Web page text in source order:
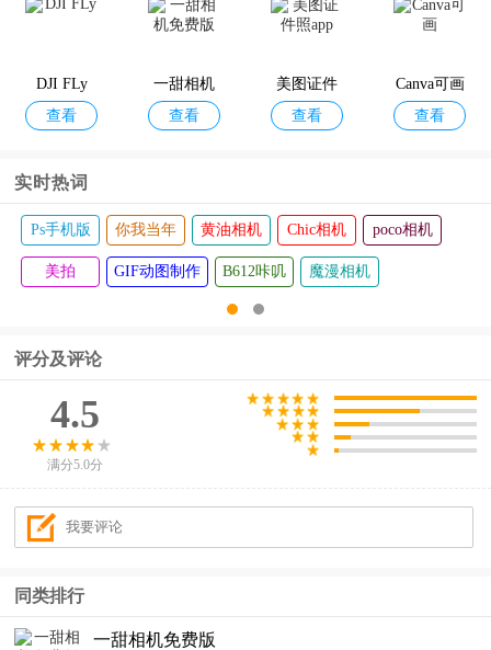
DJI FLy
查看
一甜相机
免费版
查看
美图证件
照app
查看
Canva可画
查看
实时热词
Ps手机版 你我当年 黄油相机 Chic相机 poco相机
美拍 GIF动图制作 B612咔叽 魔漫相机
评分及评论
4.5
满分5.0分
同类排行
一甜相机免费版